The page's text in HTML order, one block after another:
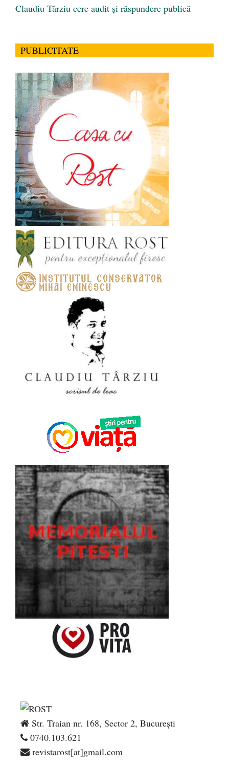
Claudiu Târziu cere audit și răspundere publică
PUBLICITATE
Str. Traian nr. 168, Sector 2, București
0740.103.621
revistarost[at]gmail.com